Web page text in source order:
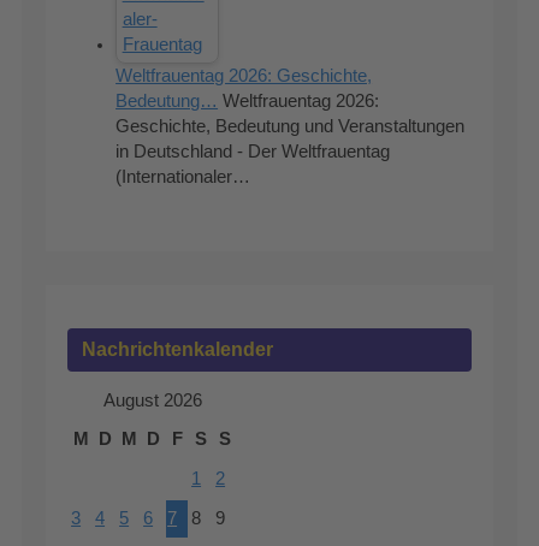
Weltfrauentag 2026: Geschichte,
Bedeutung… Weltfrauentag 2026:
Geschichte, Bedeutung und Veranstaltungen
in Deutschland - Der Weltfrauentag
(Internationaler…
Nachrichtenkalender
August 2026
M
D M D F S S
1 2
3 4 5 6 7 8 9